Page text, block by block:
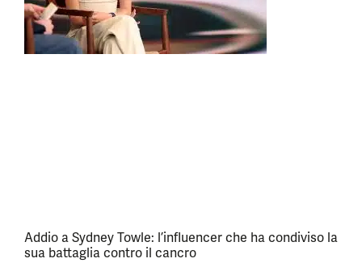
Addio a Sydney Towle: l’influencer che ha condiviso la
sua battaglia contro il cancro